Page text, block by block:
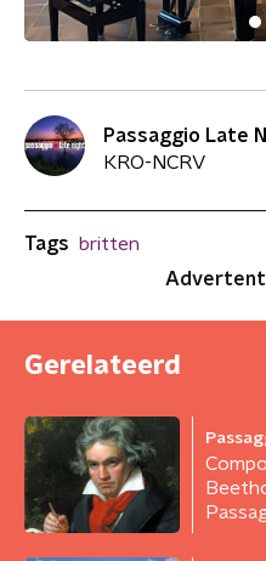
Passaggio Late
KRO-NCRV
Tags britten
Gerelateerd